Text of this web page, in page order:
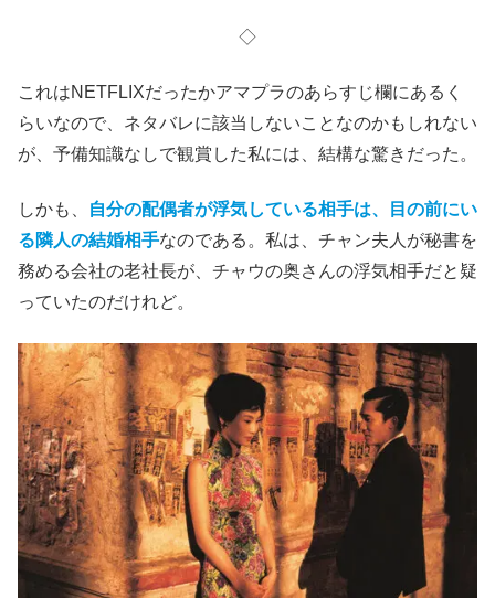
◇
これはNETFLIXだったかアマプラのあらすじ欄にあるく
らいなので、ネタバレに該当しないことなのかもしれない
が、予備知識なしで観賞した私には、結構な驚きだった。
しかも、
自分の配偶者が浮気している相手は、目の前にい
る隣人の結婚相手なのである。私は、チャン夫人が秘書を
務める会社の老社長が、チャウの奥さんの浮気相手だと疑
っていたのだけれど。